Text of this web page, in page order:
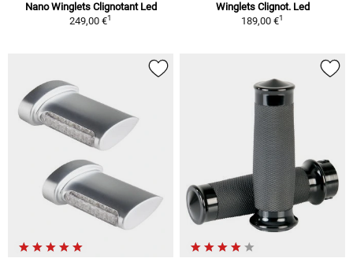
Nano Winglets Clignotant Led
249,00 €1
Winglets Clignot. Led
189,00 €1